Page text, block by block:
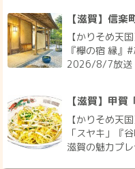
【滋賀】信楽
【かりそめ天
『欅の宿 縁』
2026/8/7放送
【滋賀】甲賀
【かりそめ天
「スヤキ」『
滋賀の魅力プ